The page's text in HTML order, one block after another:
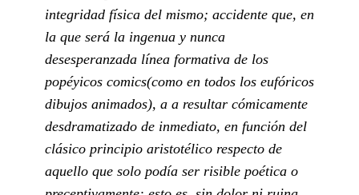
integridad física del mismo; accidente que, en
la que será la ingenua y nunca
desesperanzada línea formativa de los
popéyicos comics(como en todos los eufóricos
dibujos animados), a a resultar cómicamente
desdramatizado de inmediato, en función del
clásico principio aristotélico respecto de
aquello que solo podía ser risible poética o